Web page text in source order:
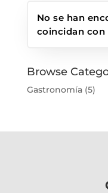
No se han
coincidan con
Browse
Gastronomía(5)